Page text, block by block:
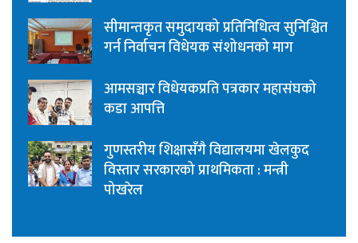
सीमान्तकृत समुदायको प्रतिनिधित्व सुनिश्चित
गर्न निर्वाचन विधेयक संशोधनको माग
आमसञ्चार विधेयकप्रति पत्रकार महासंघको
कडा आपत्ति
गुणस्तरीय शिक्षासँगै विद्यालयमा खेलकुद
विस्तार सरकारको प्राथमिकता : मन्त्री
पोखरेल